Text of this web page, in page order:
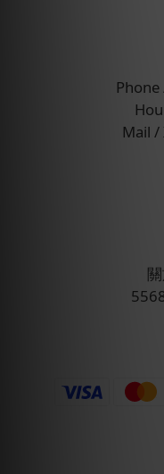
Phone
Mail /